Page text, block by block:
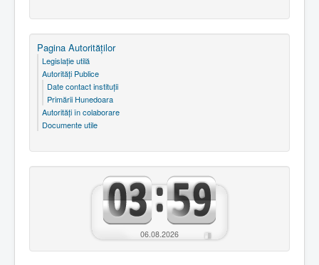
Pagina Autorităţilor
Legislaţie utilă
Autorităţi Publice
Date contact instituţii
Primării Hunedoara
Autorităţi în colaborare
Documente utile
06.08.2026